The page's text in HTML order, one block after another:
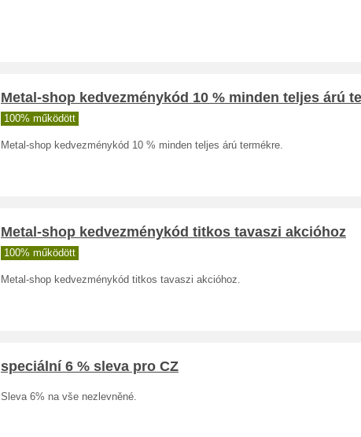
Metal-shop kedvezménykód 10 % minden teljes árú
100% működött
Metal-shop kedvezménykód 10 % minden teljes árú termékre.
Metal-shop kedvezménykód titkos tavaszi akcióhoz
100% működött
Metal-shop kedvezménykód titkos tavaszi akcióhoz.
speciální 6 % sleva pro CZ
Sleva 6% na vše nezlevněné.